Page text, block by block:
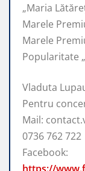
„Maria
Marele
Marele
Popularitate
Vladuta
Pentru
Mail:
0736 762 722
Facebook:
https://